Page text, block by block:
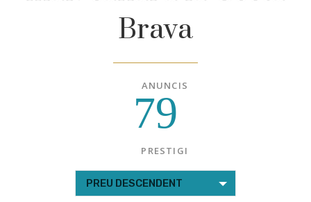
Brava
ANUNCIS
79
PRESTIGI
PREU DESCENDENT